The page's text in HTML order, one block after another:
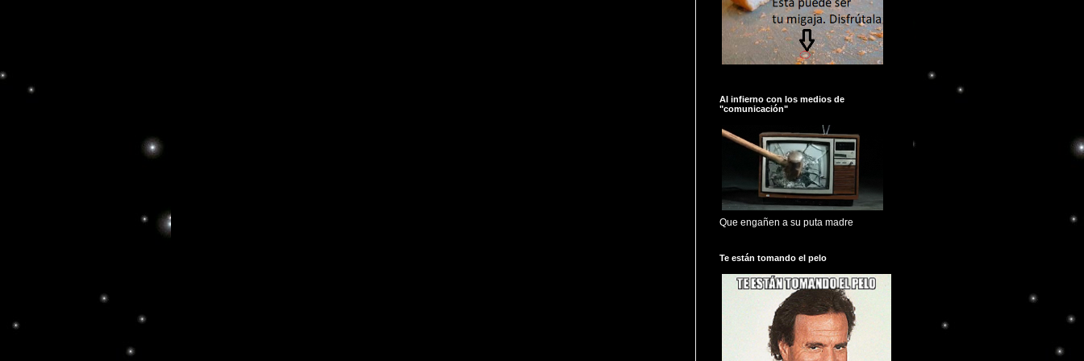
Al infierno con los medios de
"comunicación"
Que engañen a su puta madre
Te están tomando el pelo